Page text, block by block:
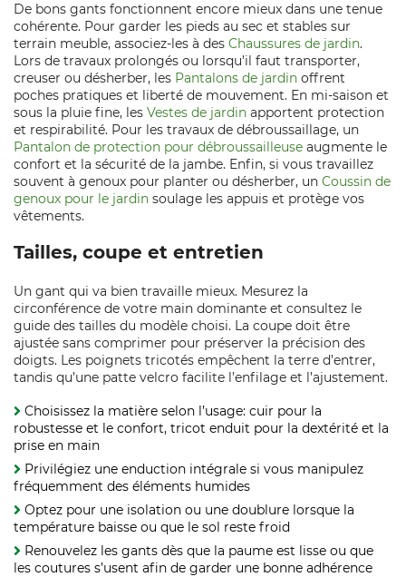
De bons gants fonctionnent encore mieux dans une tenue
cohérente. Pour garder les pieds au sec et stables sur
terrain meuble, associez-les à des Chaussures de jardin.
Lors de travaux prolongés ou lorsqu’il faut transporter,
creuser ou désherber, les Pantalons de jardin offrent
poches pratiques et liberté de mouvement. En mi-saison et
sous la pluie fine, les Vestes de jardin apportent protection
et respirabilité. Pour les travaux de débroussaillage, un
Pantalon de protection pour débroussailleuse augmente le
confort et la sécurité de la jambe. Enfin, si vous travaillez
souvent à genoux pour planter ou désherber, un Coussin de
genoux pour le jardin soulage les appuis et protège vos
vêtements.
Tailles, coupe et entretien
Un gant qui va bien travaille mieux. Mesurez la
circonférence de votre main dominante et consultez le
guide des tailles du modèle choisi. La coupe doit être
ajustée sans comprimer pour préserver la précision des
doigts. Les poignets tricotés empêchent la terre d’entrer,
tandis qu’une patte velcro facilite l’enfilage et l’ajustement.
Choisissez la matière selon l’usage: cuir pour la
robustesse et le confort, tricot enduit pour la dextérité et la
prise en main
Privilégiez une enduction intégrale si vous manipulez
fréquemment des éléments humides
Optez pour une isolation ou une doublure lorsque la
température baisse ou que le sol reste froid
Renouvelez les gants dès que la paume est lisse ou que
les coutures s’usent afin de garder une bonne adhérence